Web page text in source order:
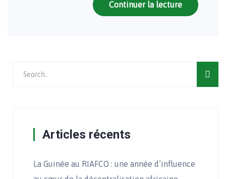
Continuer la lecture
Articles récents
La Guinée au RIAFCO : une année d’influence